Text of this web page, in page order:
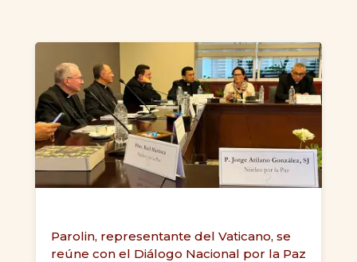
Parolin, representante del Vaticano, se
reúne con el Diálogo Nacional por la Paz